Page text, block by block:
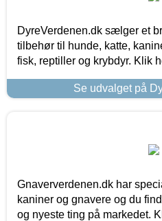
DyreVerdenen.dk sælger et
tilbehør til hunde, katte,
fisk, reptiller og krybdyr. Klik
Se udvalget på
Gnaververdenen.dk har
kaniner og gnavere og du
og nyeste ting på markedet.